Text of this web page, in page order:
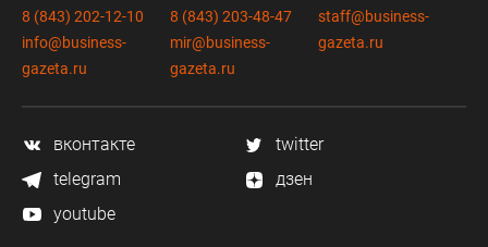
8 (843) 202-12-10
info@business-
gazeta.ru
8 (843) 203-48-47
mir@business-
gazeta.ru
staff@business-
gazeta.ru
вконтакте
twitter
telegram
дзен
youtube